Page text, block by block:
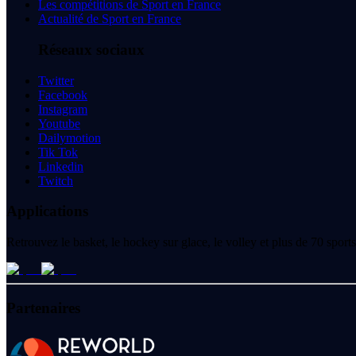
Les compétitions de Sport en France
Actualité de Sport en France
Réseaux sociaux
Twitter
Facebook
Instagram
Youtube
Dailymotion
Tik Tok
Linkedin
Twitch
Applications
Retrouvez le basket, le hockey sur glace, le volley et plus de 70
Partenaires